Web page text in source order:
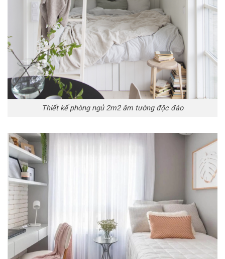
Thiết kế phòng ngủ 2m2 âm tường độc đáo